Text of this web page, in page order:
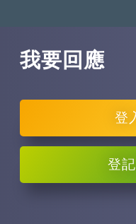
我要回應
登
登記